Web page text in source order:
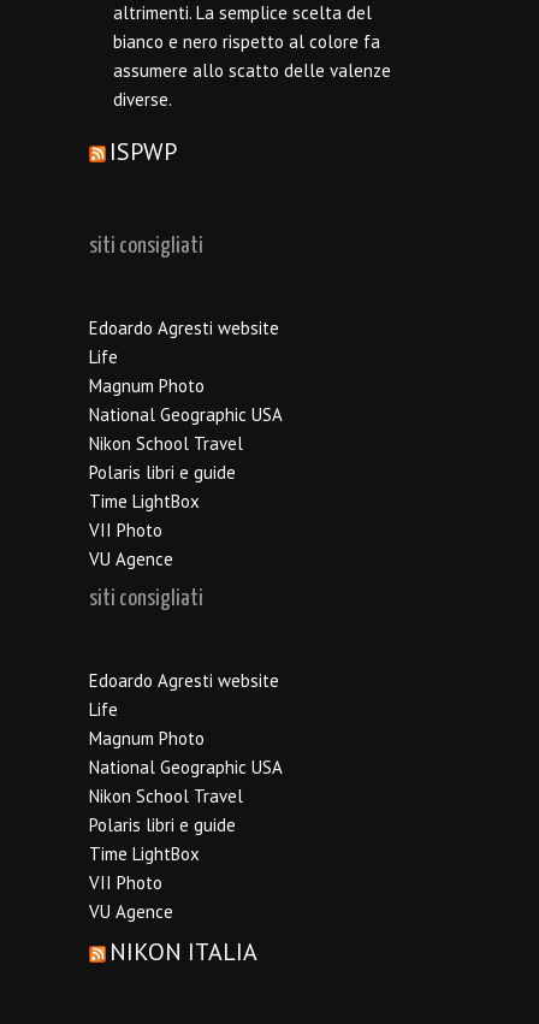
altrimenti. La semplice scelta del
bianco e nero rispetto al colore fa
assumere allo scatto delle valenze
diverse.
ISPWP
siti consigliati
Edoardo Agresti website
Life
Magnum Photo
National Geographic USA
Nikon School Travel
Polaris libri e guide
Time LightBox
VII Photo
VU Agence
siti consigliati
Edoardo Agresti website
Life
Magnum Photo
National Geographic USA
Nikon School Travel
Polaris libri e guide
Time LightBox
VII Photo
VU Agence
NIKON ITALIA